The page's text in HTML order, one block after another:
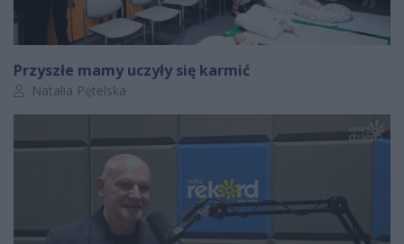
Przyszłe mamy uczyły się karmić
Autor artykułu:
Natalia Pętelska